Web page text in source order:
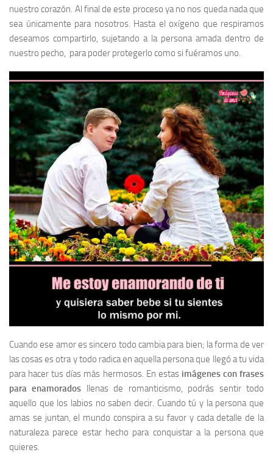
nuestro corazón. Al final de este proceso ya no nos queda nada que
sea únicamente para nosotros. Hasta el oxígeno que respiramos
deseamos compartirlo, sujetando a la persona amada dentro de
nuestro pecho, para poder protegerlo como si fuéramos uno.
Cuando ese amor es sincero todo cambia para bien; la forma de ver
las cosas es otra y todo radica en aquella persona que llegó a tu vida
para hacer tus días más hermosos. En estas imágenes con frases
para enamorados llenas de romanticismo, podrás sentir todo
aquello que los labios no saben decir. Cuando tú y la persona que
amas se juntan, el mundo conspira a su favor y cada detalle de la
naturaleza parece estar hecho para conquistar a la persona que
quieres.